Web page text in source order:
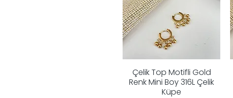
Hızlı Bakış
Çelik Top Motifli Gold
Renk Mini Boy 316L Çelik
Küpe